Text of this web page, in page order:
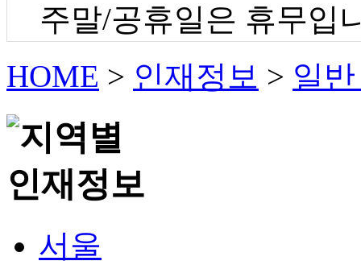
주말/공휴일은 휴무입
HOME > 인재정보 > 일
서울